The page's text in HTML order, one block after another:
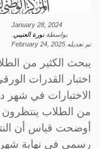
January 28, 2024
بواسطةنورة العتيبي
تم تعديله February 24, 2025
يبحث الكثير من
اختبار القدرات
الاختبارات في شهر
من الطلاب ينتظرون
أوضحت قياس أن
رسمي في نهاية شهر